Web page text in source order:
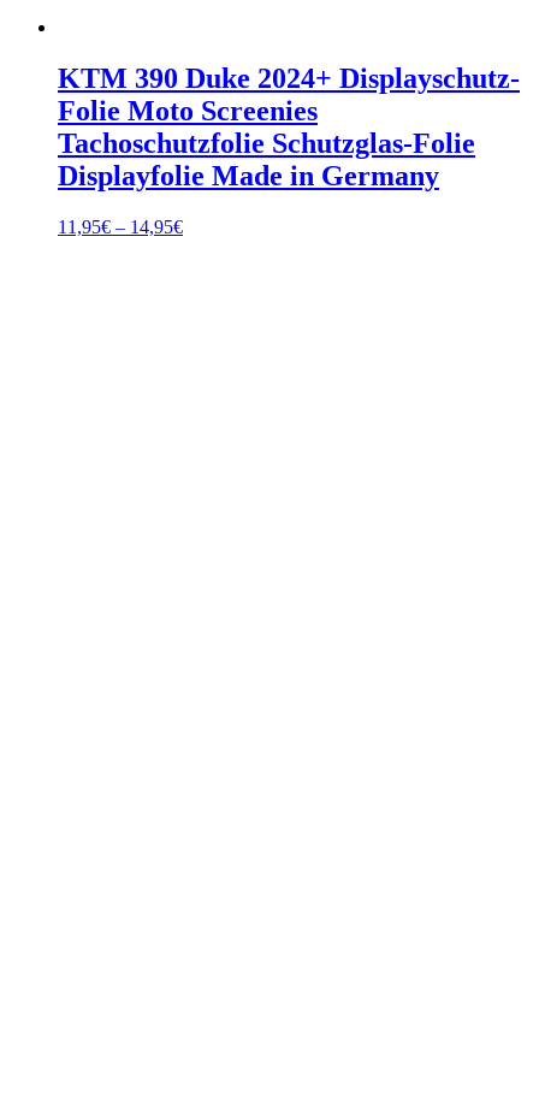
KTM 390 Duke 2024+ Displayschutz-
Folie Moto Screenies
Tachoschutzfolie Schutzglas-Folie
Displayfolie Made in Germany
11,95€ – 14,95€Preisspanne: